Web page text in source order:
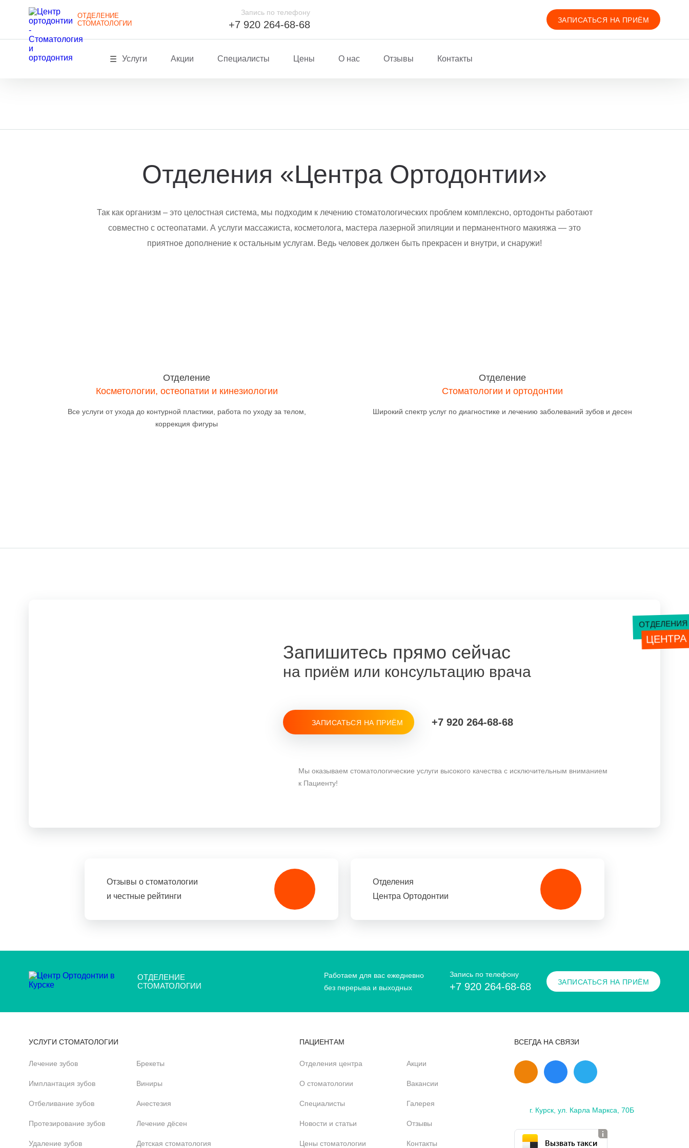
ОТДЕЛЕНИЕ
СТОМАТОЛОГИИ
Запись по телефону
+7 920 264-68-68 ЗАПИСАТЬСЯ НА ПРИЁМ
Услуги Акции Специалисты Цены О нас Отзывы Контакты
Отделения «Центра Ортодонтии»
Так как организм – это целостная система, мы подходим к лечению стоматологических проблем комплексно, ортодонты работают
совместно с остеопатами. А услуги массажиста, косметолога, мастера лазерной эпиляции и перманентного макияжа — это
приятное дополнение к остальным услугам. Ведь человек должен быть прекрасен и внутри, и снаружи!
Отделение
Косметологии, остеопатии и кинезиологии
Все услуги от ухода до контурной пластики, работа по уходу за телом,
коррекция фигуры
Отделение
Стоматологии и ортодонтии
Широкий спектр услуг по диагностике и лечению заболеваний зубов и десен
Запишитесь прямо сейчас
на приём или консультацию врача
ЗАПИСАТЬСЯ НА ПРИЁМ +7 920 264-68-68
Мы оказываем стоматологические услуги высокого качества с исключительным вниманием
к Пациенту!
Отзывы о стоматологии
и честные рейтинги
Отделения
Центра Ортодонтии
ОТДЕЛЕНИЕ
СТОМАТОЛОГИИ
Работаем для вас ежедневно
без перерыва и выходных
Запись по телефону
+7 920 264-68-68 ЗАПИСАТЬСЯ НА ПРИЁМ
УСЛУГИ СТОМАТОЛОГИИ
Лечение зубов
Имплантация зубов
Отбеливание зубов
Протезирование зубов
Удаление зубов
Брекеты
Виниры
Анестезия
Лечение дёсен
Детская стоматология
ПАЦИЕНТАМ
Отделения центра
О стоматологии
Специалисты
Новости и статьи
Цены стоматологии
Акции
Вакансии
Галерея
Отзывы
Контакты
ВСЕГДА НА СВЯЗИ
г. Курск, ул. Карла Маркса, 70Б
Вызвать такси
ЦЕНТРА